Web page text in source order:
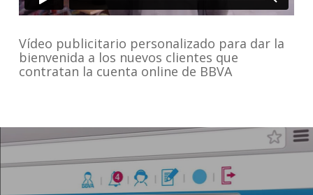
Vídeo publicitario personalizado para dar la
bienvenida a los nuevos clientes que
contratan la cuenta online de BBVA